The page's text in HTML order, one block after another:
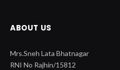
ABOUT US
Mrs.Sneh Lata Bhatnagar
RNI No Rajhin/15812